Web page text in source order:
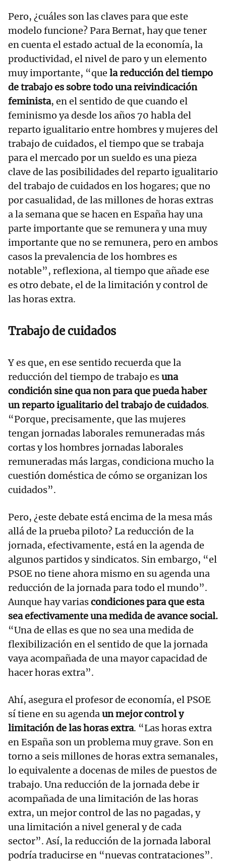
Pero, ¿cuáles son las claves para que este
modelo funcione? Para Bernat, hay que tener
en cuenta el estado actual de la economía, la
productividad, el nivel de paro y un elemento
muy importante, “que la reducción del tiempo
de trabajo es sobre todo una reivindicación
feminista, en el sentido de que cuando el
feminismo ya desde los años 70 habla del
reparto igualitario entre hombres y mujeres del
trabajo de cuidados, el tiempo que se trabaja
para el mercado por un sueldo es una pieza
clave de las posibilidades del reparto igualitario
del trabajo de cuidados en los hogares; que no
por casualidad, de las millones de horas extras
a la semana que se hacen en España hay una
parte importante que se remunera y una muy
importante que no se remunera, pero en ambos
casos la prevalencia de los hombres es
notable”, reflexiona, al tiempo que añade ese
es otro debate, el de la limitación y control de
las horas extra.
Trabajo de cuidados
Y es que, en ese sentido recuerda que la
reducción del tiempo de trabajo esuna
condición sine qua non para que pueda haber
un reparto igualitario del trabajo de cuidados.
“Porque, precisamente, que las mujeres
tengan jornadas laborales remuneradas más
cortas y los hombres jornadas laborales
remuneradas más largas, condiciona mucho la
cuestión doméstica de cómo se organizan los
cuidados”.
Pero, ¿este debate está encima de la mesa más
allá de la prueba piloto? La reducción de la
jornada, efectivamente, está en la agenda de
algunos partidos y sindicatos. Sin embargo, “el
PSOE no tiene ahora mismo en su agenda una
reducción de la jornada para todo el mundo”.
Aunque hay variascondiciones para que esta
sea efectivamente una medida de avance social.
“Una de ellas es que no sea una medida de
flexibilización en el sentido de que la jornada
vaya acompañada de una mayor capacidad de
hacer horas extra”.
Ahí, asegura el profesor de economía, el PSOE
sí tiene en su agendaun mejor control y
limitación de las horas extra. “Las horas extra
en España son un problema muy grave. Son en
torno a seis millones de horas extra semanales,
lo equivalente a docenas de miles de puestos de
trabajo. Una reducción de la jornada debe ir
acompañada de una limitación de las horas
extra, un mejor control de las no pagadas, y
una limitación a nivel general y de cada
sector”. Así, la reducción de la jornada laboral
podría traducirse en “nuevas contrataciones”.